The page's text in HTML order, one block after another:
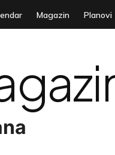
Magazin Planovi